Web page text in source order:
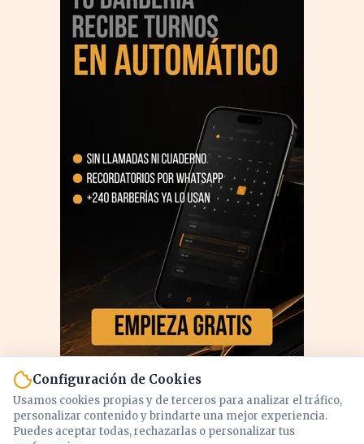
Configuración de Cookies
Usamos cookies propias y de terceros para analizar el tráfico,
personalizar contenido y brindarte una mejor experiencia.
Puedes aceptar todas, rechazarlas o personalizar tus